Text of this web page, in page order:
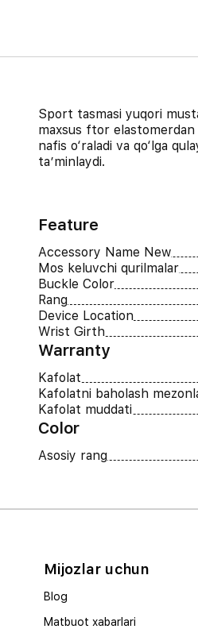
Sport tasmasi yuqori
maxsus ftor
nafis o‘raladi va qo‘lga
ta’minlaydi.
Feature
Accessory Name New
Mos keluvchi qurilmalar
Buckle Color
Rang
Device Location
Wrist Girth
Warranty
Kafolat
Kafolatni baholash
Kafolat muddati
Color
Asosiy rang
Mijozlar uchun
Blog
Matbuot xabarlari